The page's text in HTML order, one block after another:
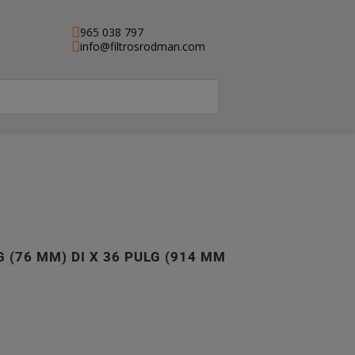
965 038 797
info@filtrosrodman.com
(76 MM) DI X 36 PULG (914 MM